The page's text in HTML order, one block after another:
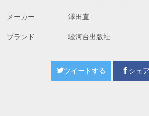
メーカー 澤田直
ブランド 駿河台出版社
ツイートする シェ